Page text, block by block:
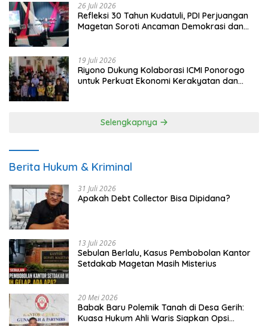
26 Juli 2026
Refleksi 30 Tahun Kudatuli, PDI Perjuangan
Magetan Soroti Ancaman Demokrasi dan
19 Juli 2026
Riyono Dukung Kolaborasi ICMI Ponorogo
untuk Perkuat Ekonomi Kerakyatan dan
Selengkapnya
Berita Hukum & Kriminal
31 Juli 2026
Apakah Debt Collector Bisa Dipidana?
13 Juli 2026
Sebulan Berlalu, Kasus Pembobolan Kantor
Setdakab Magetan Masih Misterius
20 Mei 2026
Babak Baru Polemik Tanah di Desa Gerih:
Kuasa Hukum Ahli Waris Siapkan Opsi